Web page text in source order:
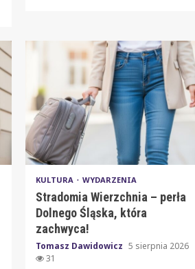
KULTURA WYDARZENIA
Stradomia Wierzchnia – perła
Dolnego Śląska, która
zachwyca!
Tomasz Dawidowicz 5 sierpnia 2026
31